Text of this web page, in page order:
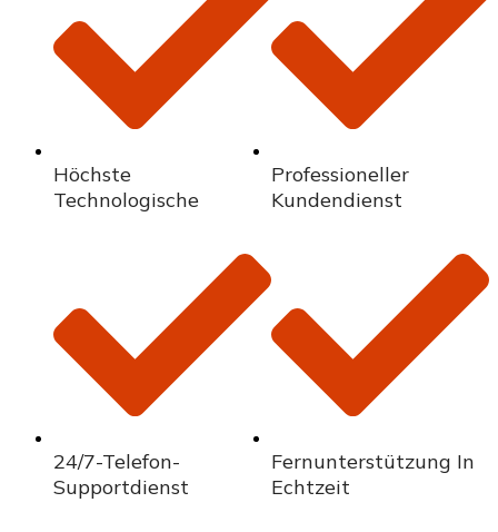
Höchste
Technologische
Professioneller
Kundendienst
24/7-Telefon-
Supportdienst
Fernunterstützung In
Echtzeit